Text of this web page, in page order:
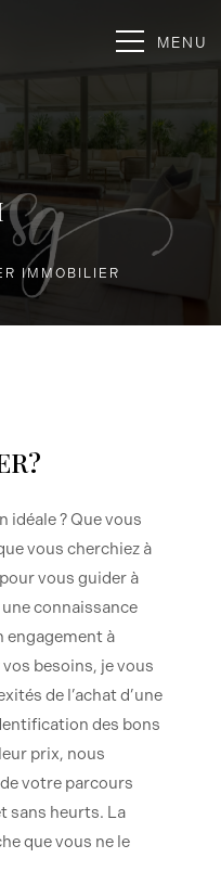
MENU
IMMOBILIER
idéale ? Que vous
vous cherchiez à
vous guider à
connaissance
engagement à
besoins, je vous
de l’achat d’une
des bons
prix, nous
votre parcours
sans heurts. La
que vous ne le